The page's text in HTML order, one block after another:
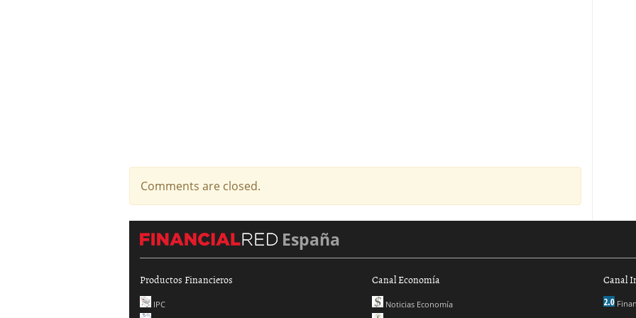
Comments are closed.
España
Productos Financieros
IPC
Canal Economía
Noticias Economía
Canal